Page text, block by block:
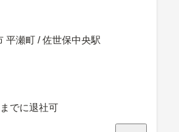
平瀬町 / 佐世保中央駅
でに退社可